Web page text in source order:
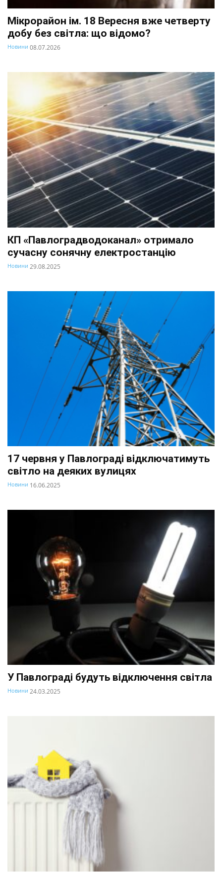
Мікрорайон ім. 18 Вересня вже четверту
добу без світла: що відомо?
Новини 08.07.2026
КП «Павлоградводоканал» отримало
сучасну сонячну електростанцію
Новини 29.08.2025
17 червня у Павлограді відключатимуть
світло на деяких вулицях
Новини 16.06.2025
У Павлограді будуть відключення світла
Новини 24.03.2025